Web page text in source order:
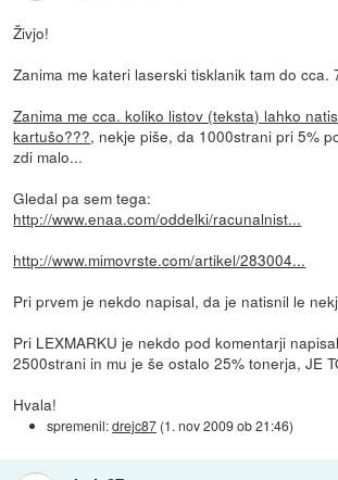
Živjo!
Zanima me kateri laserski tisklanik tam do cca.
Zanima me cca. koliko listov (teksta) lahko
kartušo???, nekje piše, da 1000strani pri 5%
zdi malo...
Gledal pa sem tega:
http://www.enaa.com/oddelki/racunalnist...
http://www.mimovrste.com/artikel/283004...
Pri prvem je nekdo napisal, da je natisnil le
Pri LEXMARKU je nekdo pod komentarji
2500strani in mu je še ostalo 25% tonerja, JE
Hvala!
spremenil:drejc87 (1. nov 2009 ob 21:46)